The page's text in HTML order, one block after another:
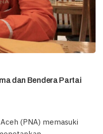
dan Bendera Partai
(PNA) memasuki